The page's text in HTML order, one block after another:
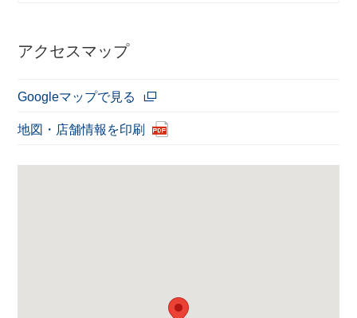
アクセスマップ
Googleマップで見る
地図・店舗情報を印刷